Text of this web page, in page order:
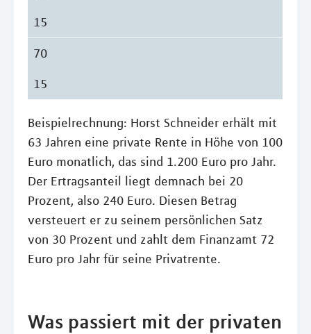
15
70
15
Beispielrechnung: Horst Schneider erhält mit
63 Jahren eine private Rente in Höhe von 100
Euro monatlich, das sind 1.200 Euro pro Jahr.
Der Ertragsanteil liegt demnach bei 20
Prozent, also 240 Euro. Diesen Betrag
versteuert er zu seinem persönlichen Satz
von 30 Prozent und zahlt dem Finanzamt 72
Euro pro Jahr für seine Privatrente.
Was passiert mit der privaten